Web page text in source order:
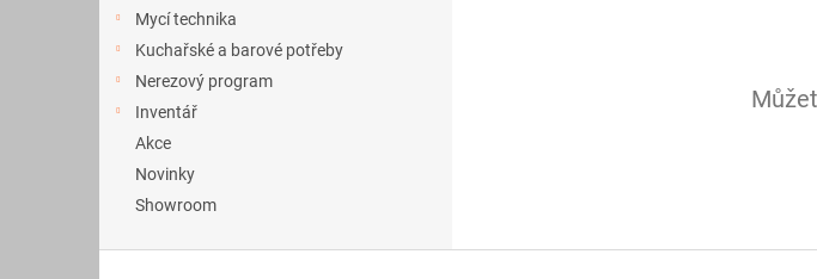
Mycí technika
Kuchařské a barové potřeby
Nerezový program
Inventář
Akce
Novinky
Showroom